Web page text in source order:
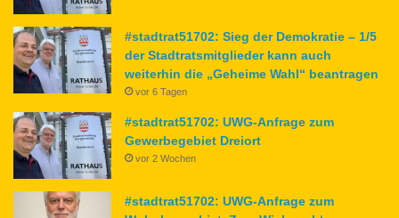
#stadtrat51702: Sieg der Demokratie – 1/5
der Stadtratsmitglieder kann auch
weiterhin die „Geheime Wahl“ beantragen
vor 6 Tagen
#stadtrat51702: UWG-Anfrage zum
Gewerbegebiet Dreiort
vor 2 Wochen
#stadtrat51702: UWG-Anfrage zum